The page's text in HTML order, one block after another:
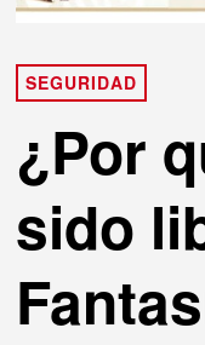
SEGURIDAD
¿Por
sido